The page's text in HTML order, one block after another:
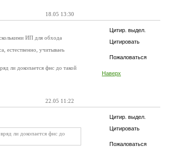
18.05 13:30
Цитир. выдел.
Цитировать
Пожаловаться
Наверх
ИП для обхода
естественно, учитываеь
ли докопается фнс до такой
22.05 11:22
Цитир. выдел.
Цитировать
Пожаловаться
ли докопается фнс до